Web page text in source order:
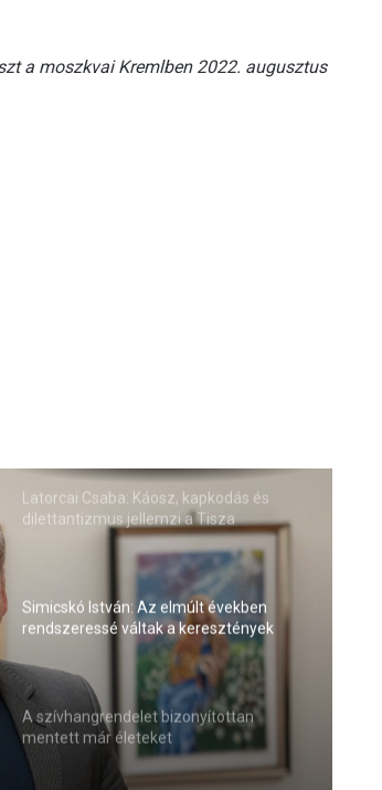
a moszkvai Kremlben 2022. augusztus
Latorcai Csaba: Káosz, kapkodás és
dilettantizmus jellemzi a Tisza
kormányzását
Simicskó István: Az elmúlt években
rendszeressé váltak a keresztények
elleni agresszív megnyilvánulások
A szívhangrendelet bizonyítottan
mentett már életeket